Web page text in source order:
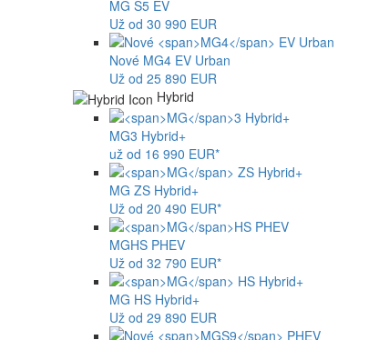
MG S5 EV
Už od 30 990 EUR
Nové MG4 EV Urban
Už od 25 890 EUR
Hybrid
MG3 Hybrid+
už od 16 990 EUR*
MG ZS Hybrid+
Už od 20 490 EUR*
MGHS PHEV
Už od 32 790 EUR*
MG HS Hybrid+
Už od 29 890 EUR